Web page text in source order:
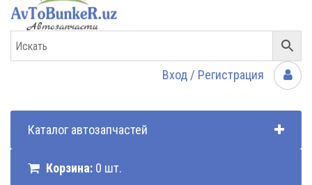
Вход / Регистрация
Каталог автозапчастей
Корзина: 0 шт.